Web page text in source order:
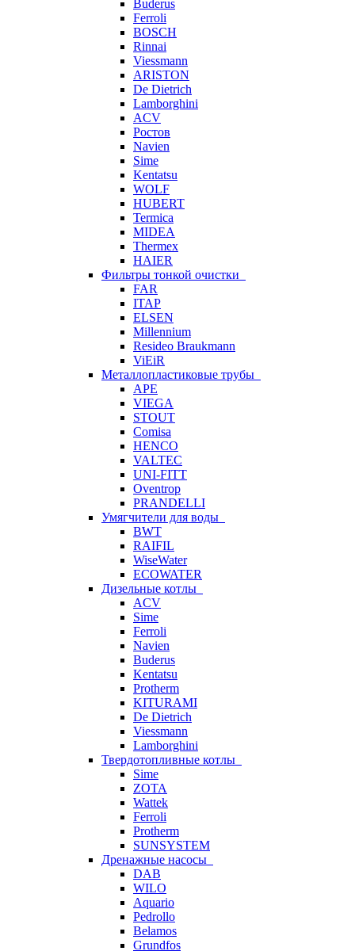
Buderus
Ferroli
BOSCH
Rinnai
Viessmann
ARISTON
De Dietrich
Lamborghini
ACV
Ростов
Navien
Sime
Kentatsu
WOLF
HUBERT
Termica
MIDEA
Thermex
HAIER
Фильтры тонкой очистки
FAR
ITAP
ELSEN
Millennium
Resideo Braukmann
ViEiR
Металлопластиковые трубы
APE
VIEGA
STOUT
Comisa
HENCO
VALTEC
UNI-FITT
Oventrop
PRANDELLI
Умягчители для воды
BWT
RAIFIL
WiseWater
ECOWATER
Дизельные котлы
ACV
Sime
Ferroli
Navien
Buderus
Kentatsu
Protherm
KITURAMI
De Dietrich
Viessmann
Lamborghini
Твердотопливные котлы
Sime
ZOTA
Wattek
Ferroli
Protherm
SUNSYSTEM
Дренажные насосы
DAB
WILO
Aquario
Pedrollo
Belamos
Grundfos